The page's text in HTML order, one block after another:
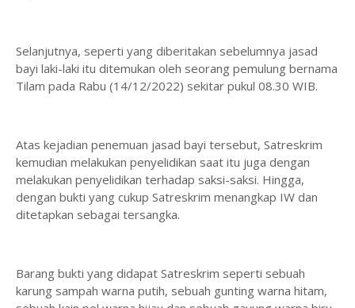
Selanjutnya, seperti yang diberitakan sebelumnya jasad
bayi laki-laki itu ditemukan oleh seorang pemulung bernama
Tilam pada Rabu (14/12/2022) sekitar pukul 08.30 WIB.
Atas kejadian penemuan jasad bayi tersebut, Satreskrim
kemudian melakukan penyelidikan saat itu juga dengan
melakukan penyelidikan terhadap saksi-saksi. Hingga,
dengan bukti yang cukup Satreskrim menangkap IW dan
ditetapkan sebagai tersangka.
Barang bukti yang didapat Satreskrim seperti sebuah
karung sampah warna putih, sebuah gunting warna hitam,